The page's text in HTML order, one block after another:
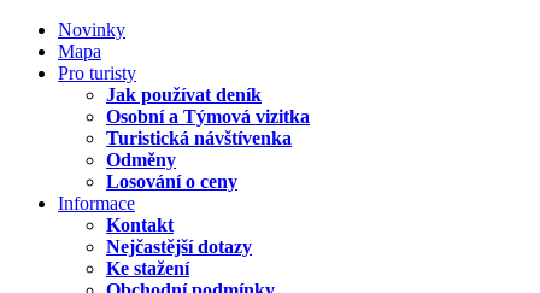
Novinky
Mapa
Pro turisty
Jak používat deník
Osobní a Týmová vizitka
Turistická návštívenka
Odměny
Losování o ceny
Informace
Kontakt
Nejčastější dotazy
Ke stažení